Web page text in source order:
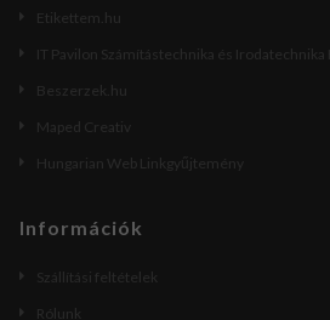
Etikettem.hu
IT Pavilon Számítástechnika és Irodatechnika
Beszerzek.hu
Maped Creativ
Hungarian Web Linkgyűjtemény
Információk
Szállítási feltételek
Rólunk